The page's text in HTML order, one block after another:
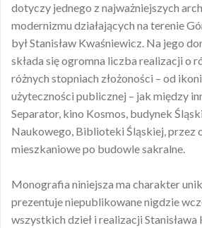
dotyczy jednego z najważniejszych
modernizmu działających na terenie
był Stanisław Kwaśniewicz. Na jego
składa się ogromna liczba realizacji o
różnych stopniach złożoności – od
użyteczności publicznej – jak między
Separator, kino Kosmos, budynek
Naukowego, Biblioteki Śląskiej, przez
mieszkaniowe po budowle sakralne.
Monografia niniejsza ma charakter
prezentuje niepublikowane nigdzie
wszystkich dzieł i realizacji Stanisława